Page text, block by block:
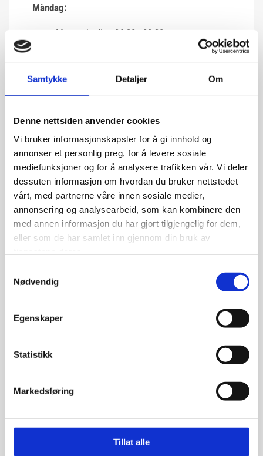
Samtykke Detaljer Om
Denne nettsiden anvender cookies
Vi bruker informasjonskapsler for å gi innhold og
annonser et personlig preg, for å levere sosiale
mediefunksjoner og for å analysere trafikken vår. Vi deler
dessuten informasjon om hvordan du bruker nettstedet
vårt, med partnerne våre innen sosiale medier,
annonsering og analysearbeid, som kan kombinere den
med annen informasjon du har gjort tilgjengelig for dem,
eller som de har samlet inn gjennom din bruk av
Nødvendig
Egenskaper
Statistikk
Markedsføring
Tillat alle
Måndag:
Morgonbading 06.30 - 08.30
Tysdag:
Onsdag:
16.00 - 20.00*
Torsdag:
16.00 - 20.00*
Fredag:
16.00 - 20.00*
Søndag:
12.00 - 17.00*
me stenger.